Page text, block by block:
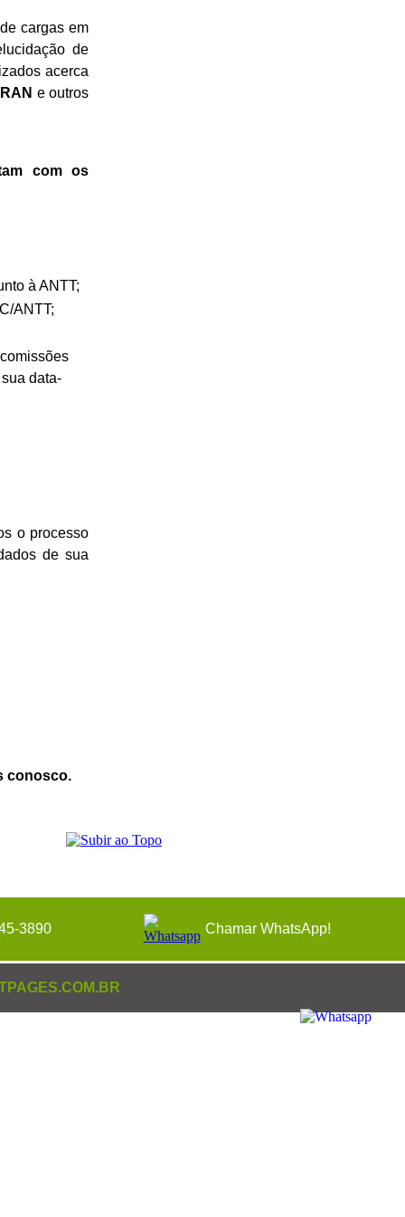
cargas em
de
acerca
e outros
com os
à ANTT;
ANTT;
data-
o processo
de sua
conosco.
3890 Chamar WhatsApp!